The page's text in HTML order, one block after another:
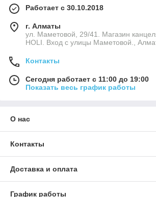
Работает с 30.10.2018
г. Алматы
ул. Маметовой, 29/41. Магазин
HOLI. Вход с улицы Маметовой.,
Контакты
Сегодня работает с 11:00 до 19:00
Показать весь график работы
О нас
Контакты
Доставка и оплата
График работы